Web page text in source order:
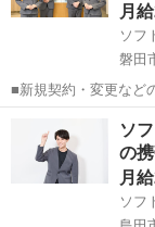
月
ソフ
磐田
■新規契約・変更など
品ディスプレイやサ
店作りもお任せしていきます。 商品知識は
OK！ 慣れるまでは
ソ
の
月
ソフ